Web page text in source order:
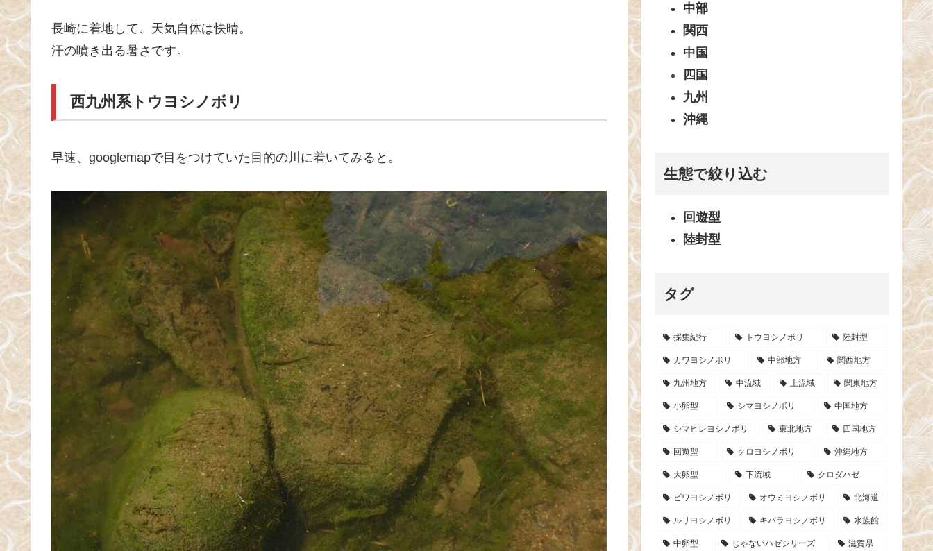
長崎に着地して、天気自体は快晴。
汗の噴き出る暑さです。
西九州系トウヨシノボリ
早速、googlemapで目をつけていた目的の川に着いてみると。
中部
関西
中国
四国
九州
沖縄
生態で絞り込む
回遊型
陸封型
タグ
採集紀行 トウヨシノボリ 陸封型
カワヨシノボリ 中部地方 関西地方
九州地方 中流域 上流域 関東地方
小卵型 シマヨシノボリ 中国地方
シマヒレヨシノボリ 東北地方 四国地方
回遊型 クロヨシノボリ 沖縄地方
大卵型 下流域 クロダハゼ
ビワヨシノボリ オウミヨシノボリ 北海道
ルリヨシノボリ キバラヨシノボリ 水族館
中卵型 じゃないハゼシリーズ 滋賀県